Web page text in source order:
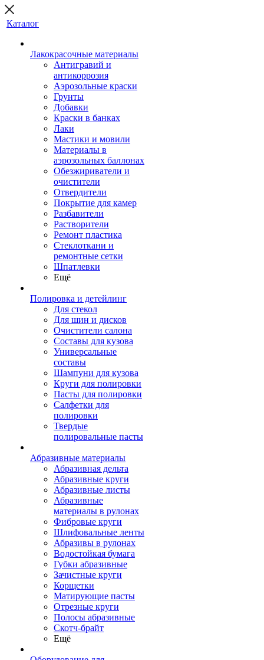
Каталог
Лакокрасочные материалы
Антигравий и
антикоррозия
Аэрозольные краски
Грунты
Добавки
Краски в банках
Лаки
Мастики и мовили
Материалы в
аэрозольных баллонах
Обезжириватели и
очистители
Отвердители
Покрытие для камер
Разбавители
Растворители
Ремонт пластика
Стеклоткани и
ремонтные сетки
Шпатлевки
Ещё
Полировка и детейлинг
Для стекол
Для шин и дисков
Очистители салона
Составы для кузова
Универсальные
составы
Шампуни для кузова
Круги для полировки
Пасты для полировки
Салфетки для
полировки
Твердые
полировальные пасты
Абразивные материалы
Абразивная дельта
Абразивные круги
Абразивные листы
Абразивные
материалы в рулонах
Фибровые круги
Шлифовальные ленты
Абразивы в рулонах
Водостойкая бумага
Губки абразивные
Зачистные круги
Корщетки
Матирующие пасты
Отрезные круги
Полосы абразивные
Скотч-брайт
Ещё